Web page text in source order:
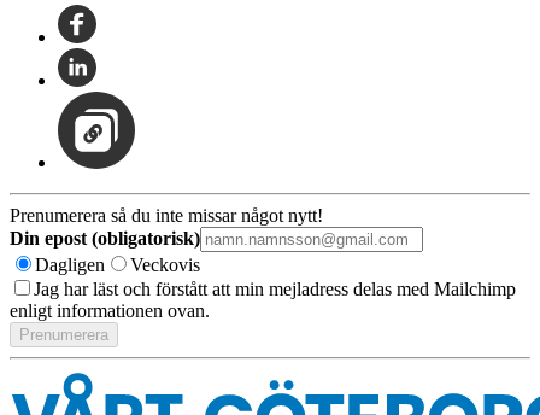
Prenumerera så du inte missar något nytt!
Din epost (obligatorisk)
Dagligen
Veckovis
Jag har läst och förstått att min mejladress delas med Mailchimp
enligt informationen ovan.